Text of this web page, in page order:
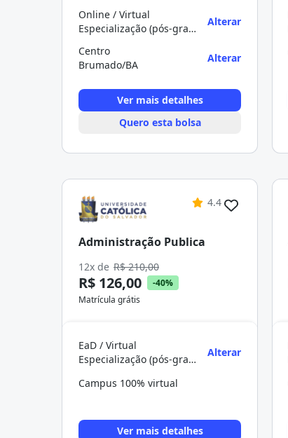
Online / Virtual
Especialização (pós-graduação)
Alterar
Centro
Brumado/BA
Alterar
Ver mais detalhes
Quero esta bolsa
4.4
Administração Publica
12x de R$ 210,00
R$ 126,00
-40%
Matrícula grátis
EaD / Virtual
Especialização (pós-graduação)
Alterar
Campus 100% virtual
Ver mais detalhes